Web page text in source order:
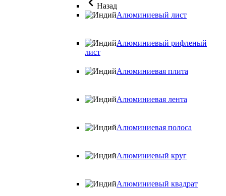
Назад
Алюминиевый лист
Алюминиевый рифленый
лист
Алюминиевая плита
Алюминиевая лента
Алюминиевая полоса
Алюминиевый круг
Алюминиевый квадрат